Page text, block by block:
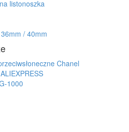
listonoszka
/ 40mm
Chanel
1000